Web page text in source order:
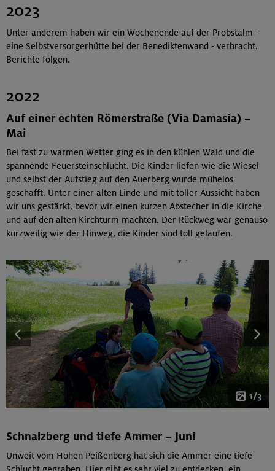
2023
Unter anderem haben wir ein Wochenende auf der Probstalm -
eine Selbstversorgerhütte bei der Benediktenwand - verbracht.
Berichte folgen.
2022
Auf einer echten Römerstraße (Via Damasia) –
Mai
Bei fast zu warmen Wetter ging es in den kühlen Wald und die
spannende Feuersteinschlucht. Die Kinder liefen wie die Wiesel
und selbst der Aufstieg auf den Auerberg wurde mühelos
geschafft. Unter einer alten Linde und mit toller Aussicht haben
wir uns gestärkt, bevor wir einen kurzen Abstecher in die Kirche
und auf den alten Kirchturm machten. Der Rückweg war genauso
kurzweilig wie der Hinweg, die Kinder sind toll gelaufen.
1/3
Schnalzberg und tiefe Ammer – Juni
Unweit vom Hohen Peißenberg hat sich die Ammer eine tiefe